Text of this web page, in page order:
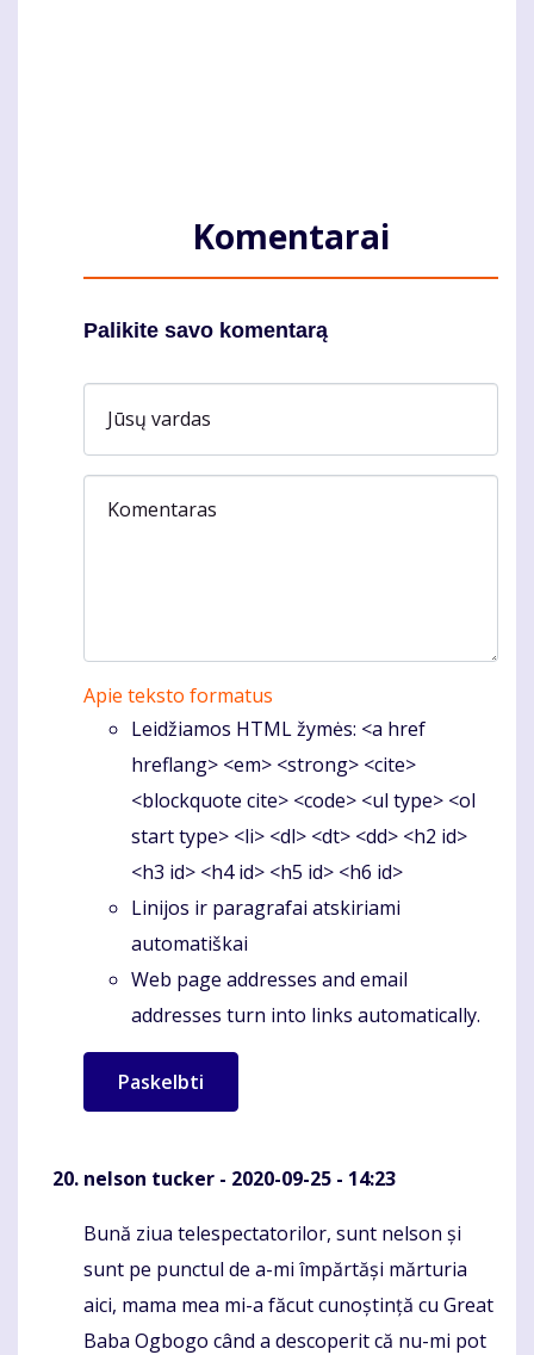
Komentarai
Palikite savo komentarą
Jūsų vardas
Komentaras
Apie teksto formatus
Leidžiamos HTML žymės: <a href
hreflang> <em> <strong> <cite>
<blockquote cite> <code> <ul type> <ol
start type> <li> <dl> <dt> <dd> <h2 id>
<h3 id> <h4 id> <h5 id> <h6 id>
Linijos ir paragrafai atskiriami
automatiškai
Web page addresses and email
addresses turn into links automatically.
nelson tucker - 2020-09-25 - 14:23
Komentaras
Bună ziua telespectatorilor, sunt nelson și
sunt pe punctul de a-mi împărtăși mărturia
aici, mama mea mi-a făcut cunoștință cu Great
Baba Ogbogo când a descoperit că nu-mi pot